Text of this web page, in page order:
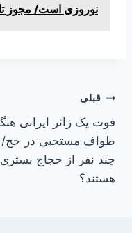
نوروزی است/ مجوز
راهبری
نوشته
قبلی
فوت یک زائر ایرانی
طواف مستحبی در حج/
چند نفر از حجاج بستری
هستند؟